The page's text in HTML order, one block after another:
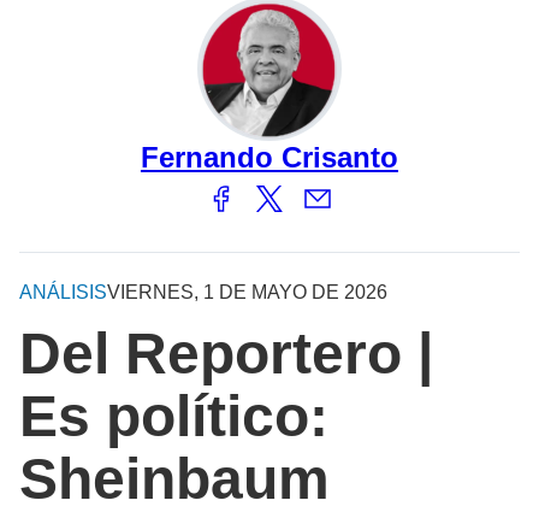
Fernando Crisanto
ANÁLISISVIERNES, 1 DE MAYO DE 2026
Del Reportero |
Es político:
Sheinbaum